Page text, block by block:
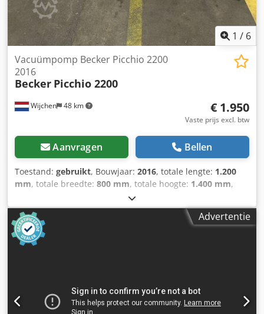
1 / 6
Wijchen 48 km
Vacuümpomp Becker Picchio 2200
2016
Becker Picchio 2200
€ 1.950
Vaste prijs excl. btw
Aanvragen Bellen
Toestand: gebruikt, Bouwjaar: 2016, totale lengte: 1.200
mm, totale breedte: 800 mm, totale hoogte: 1.400 mm,
Ledig gewicht: 150 kg Djdpfx Aewgxh Hoh Rock - Bouwjaar:
2016 - Documentatie aanwezig: Nee - CE markering
aanwezig: Ja - CE certificaat aanwezig: Nee - Serienummer:
C34567 - Transportafmetingen: 1200mm x 800mm x
1400mm (l x b x h) - Transportgewicht [kg]: 150kg -
mogelijk van alles in de industriële sectoren Peter
Stroomberg
Advertentie